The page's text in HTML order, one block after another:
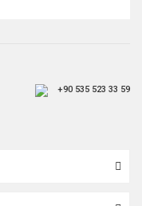
+90 535 523 33 59